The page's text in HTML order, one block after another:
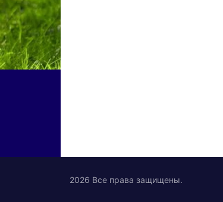
2026 Все права защищены.